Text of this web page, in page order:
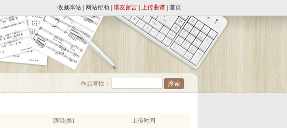
收藏本站 网站帮助 谱友留言 上传曲谱 首页
作品查找：
演唱(奏) 上传时间